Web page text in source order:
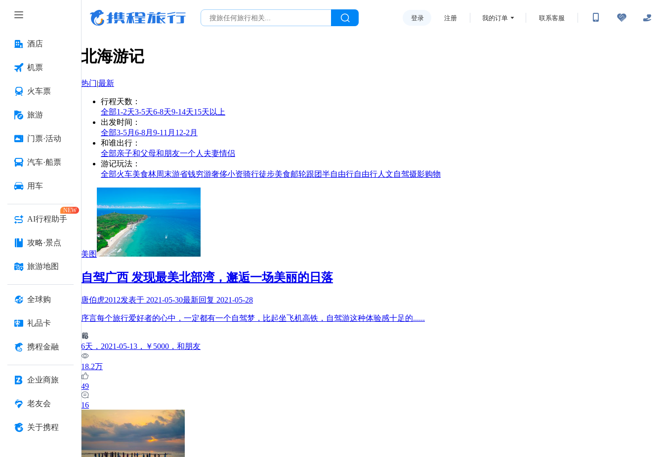
酒店
机票
火车票
旅游
门票·活动
汽车·船票
用车
AI行程助手
NEW
攻略·景点
旅游地图
全球购
礼品卡
携程金融
企业商旅
老友会
关于携程
登录 注册 我的订单 联系客服
北海游记
热门|最新
行程天数 ：
全部1-2天3-5天6-8天9-14天15天以上
出发时间 ：
全部3-5月 6-8月 9-11月 12-2月
和谁出行 ：
全部亲子和父母和朋友一个人 夫妻情侣
游记玩法 ：
全部火车美食林周末游省钱穷游奢侈小资骑行徒步美食邮轮跟团半自由行自由行人文自驾摄影购物
美图
自驾广西 发现最美北部湾，邂逅一场美丽的日落
唐伯虎2012发表于 2021-05-30最新回复 2021-05-28
序言每个旅行爱好者的心中，一定都有一个自驾梦，比起坐飞机高铁，自驾游这种体验感十足的......
6天 ，2021-05-13 ，￥5000 ，和朋友
18.2万
49
16